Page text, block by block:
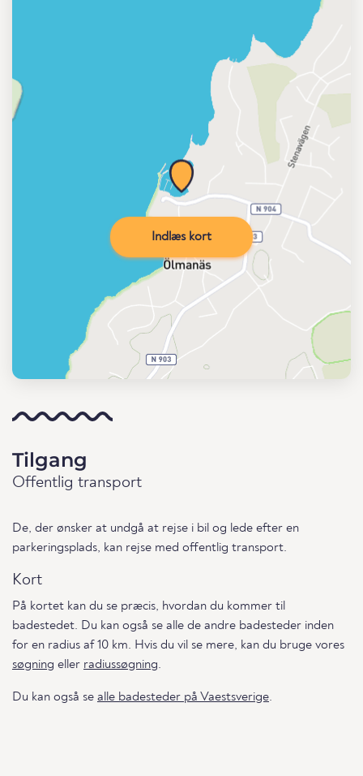
Indlæs kort
Tilgang
Offentlig transport
De, der ønsker at undgå at rejse i bil og lede efter en
parkeringsplads, kan rejse med offentlig transport.
Kort
På kortet kan du se præcis, hvordan du kommer til
badestedet. Du kan også se alle de andre badesteder inden
for en radius af 10 km. Hvis du vil se mere, kan du bruge vores
søgning eller radiussøgning.
Du kan også se alle badesteder på Vaestsverige.